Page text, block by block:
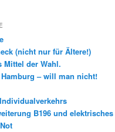
(nicht nur für Ältere!)
Mittel der Wahl.
Hamburg – will man nicht!
B196 und